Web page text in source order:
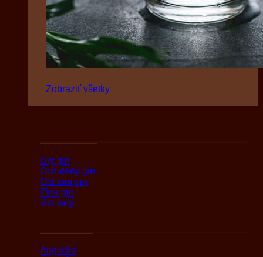
Zobraziť všetky
Dry gin
Ochutený gin
Old tom gin
Pink gin
Gin sety
Anglicko